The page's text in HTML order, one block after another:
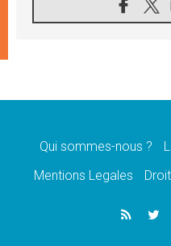
07.08.2026
1ère
07.08.2026
07.08.2026
lancement
06.08.2026
Préparatifs
Qui sommes-nous ?
Mentions Legales